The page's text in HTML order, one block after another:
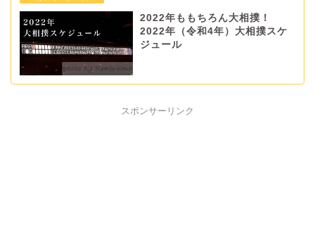
2022年ももちろん大相撲！
2022年（令和4年）大相撲スケ
ジュール
スポンサーリンク